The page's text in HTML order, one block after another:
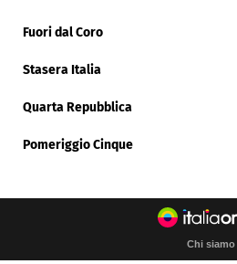
Fuori dal Coro
Stasera Italia
Quarta Repubblica
Pomeriggio Cinque
Chi siamo